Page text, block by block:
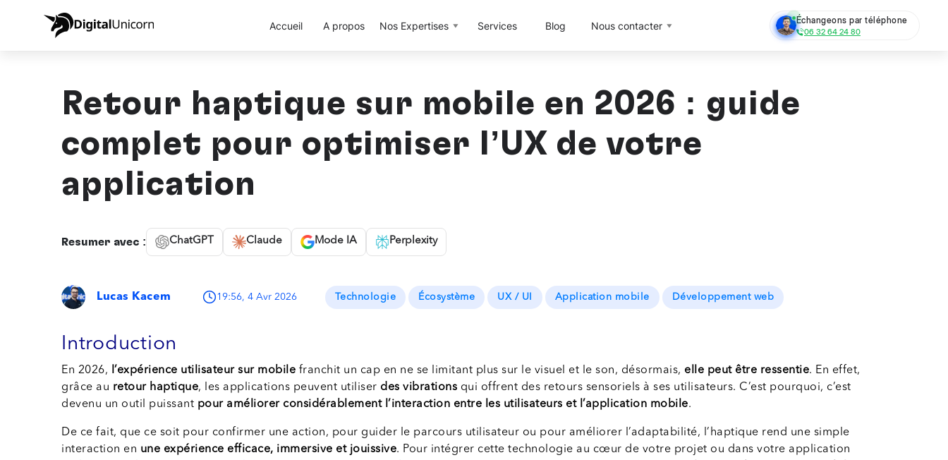
Accueil A propos Nos Expertises Services Blog Nous contacter Échangeons par téléphone
06 32 64 24 80
Retour haptique sur mobile en 2026 : guide
complet pour optimiser l’UX de votre
application
Résumer avec : ChatGPT Claude Mode IA Perplexity
Lucas Kacem 19:56, 4 Avr 2026 Technologie Écosystème UX / UI Application mobile Développement web
Introduction
En 2026, l’expérience utilisateur sur mobile franchit un cap en ne se limitant plus sur le visuel et le son, désormais, elle peut être ressentie. En effet,
grâce au retour haptique, les applications peuvent utiliser des vibrations qui offrent des retours sensoriels à ses utilisateurs. C’est pourquoi, c’est
devenu un outil puissant pour améliorer considérablement l’interaction entre les utilisateurs et l’application mobile.
De ce fait, que ce soit pour confirmer une action, pour guider le parcours utilisateur ou pour améliorer l’adaptabilité, l’haptique rend une simple
interaction en une expérience efficace, immersive et jouissive. Pour intégrer cette technologie au cœur de votre projet ou dans votre application